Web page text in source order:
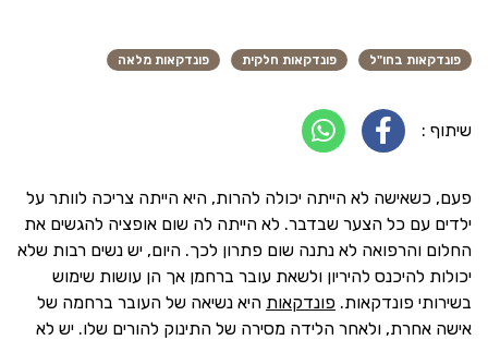
פונדקאות בחו"ל פונדקאות חלקית פונדקאות מלאה
שיתוף :
פעם, כשאישה לא הייתה יכולה להרות, היא הייתה צריכה לוותר על
ילדים עם כל הצער שבדבר. לא הייתה לה שום אופציה להגשים את
החלום והרפואה לא נתנה שום פתרון לכך. היום, יש נשים רבות שלא
יכולות להיכנס להיריון ולשאת עובר ברחמן אך הן עושות שימוש
בשירותי פונדקאות. פונדקאות היא נשיאה של העובר ברחמה של
אישה אחרת, ולאחר הלידה מסירה של התינוק להורים שלו. יש לא